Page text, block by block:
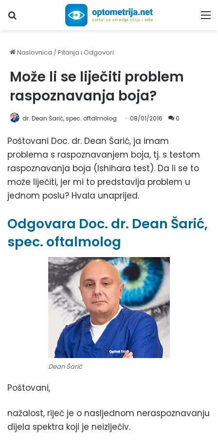
Upiši traženi pojam...
Naslovnica /Pitanja i Odgovori
Može li se liječiti problem
raspoznavanja boja?
dr. Dean Šarić, spec. oftalmolog 08/01/2016 0
Poštovani Doc. dr. Dean Šarić, ja imam
problema s raspoznavanjem boja, tj. s testom
raspoznavanja boja (Ishihara test). Da li se to
može liječiti, jer mi to predstavlja problem u
jednom poslu? Hvala unaprijed.
Odgovara Doc. dr. Dean Šarić,
spec. oftalmolog
Dean Šarić
Poštovani,
nažalost, riječ je o nasljednom neraspoznavanju
dijela spektra koji je neizlječiv.